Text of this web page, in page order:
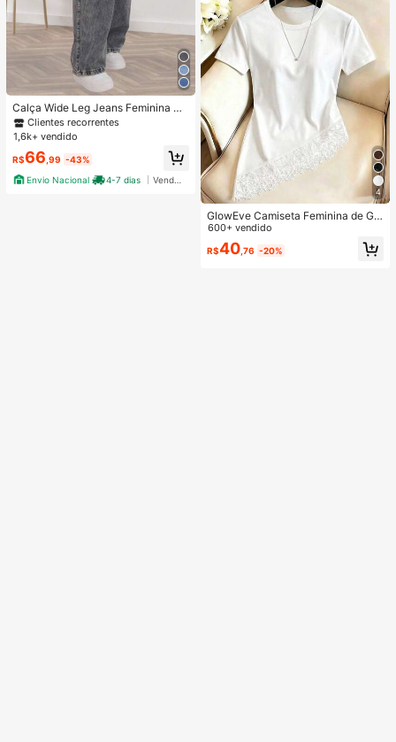
Calça Wide Leg Jeans Feminina De
nim Levanta Bumbum Cós Alto teci
do grosso Premium Lavagem Clara
ou Grafite Perna Larga Marmorizad
a
Clientes recorrentes
1,6k+ vendido
R$66 ,99 -43%
Envio Nacional
4-7 dias Vendedor Indicado
4
GlowEve Camiseta Feminina de Gol
a Redonda com Patchwork de Ren
da, Casual e Versátil para Uso Diári
o
600+ vendido
R$40 ,76 -20%